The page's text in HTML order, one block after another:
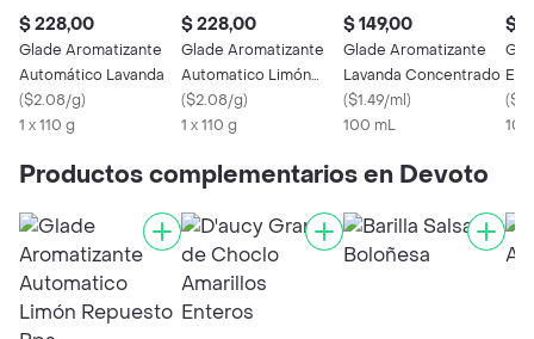
$ 228,00
Glade Aromatizante
Automático Lavanda
($2.08/g)
1 x 110 g
$ 228,00
Glade Aromatizante
Automatico Limón
Repuesto Ppa
($2.08/g)
1 x 110 g
$ 149,00
Glade Aromatizante
Lavanda Concentrado
($1.49/ml)
100 mL
$
(
Productos complementarios en Devoto